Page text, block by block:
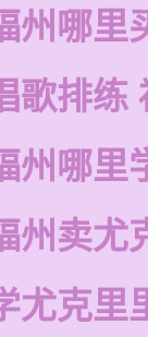
州哪里
歌排练
州哪里
州卖尤
尤克里